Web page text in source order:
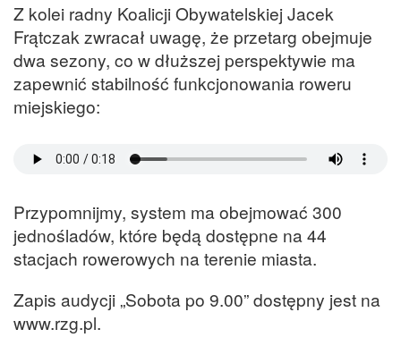
Z kolei radny Koalicji Obywatelskiej Jacek
Frątczak zwracał uwagę, że przetarg obejmuje
dwa sezony, co w dłuższej perspektywie ma
zapewnić stabilność funkcjonowania roweru
miejskiego:
Przypomnijmy, system ma obejmować 300
jednośladów, które będą dostępne na 44
stacjach rowerowych na terenie miasta.
Zapis audycji „Sobota po 9.00” dostępny jest na
www.rzg.pl.